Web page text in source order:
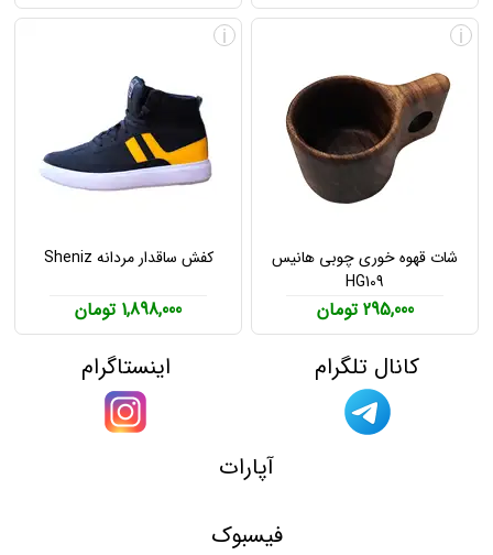
شات قهوه خوری چوبی هانیس
HG109
295,000 تومان
i
کفش ساقدار مردانه Sheniz
1,898,000 تومان
i
کانال تلگرام اینستاگرام
آپارات
فیسبوک